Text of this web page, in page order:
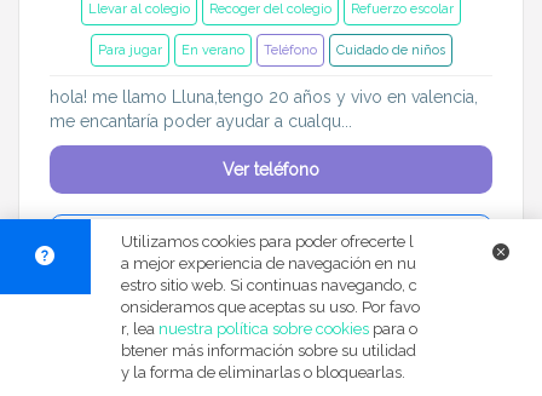
Llevar al colegio Recoger del colegio Refuerzo escolar
Para jugar En verano Teléfono Cuidado de niños
hola! me llamo Lluna,tengo 20 años y vivo en valencia,
me encantaría poder ayudar a cualqu...
Ver teléfono
Enviar solicitud
Dar un
Utilizamos cookies para poder ofrecerte l
a mejor experiencia de navegación en nu
estro sitio web. Si continuas navegando, c
onsideramos que aceptas su uso. Por favo
r, lea nuestra política sobre cookiespara o
btener más información sobre su utilidad
y la forma de eliminarlas o bloquearlas.